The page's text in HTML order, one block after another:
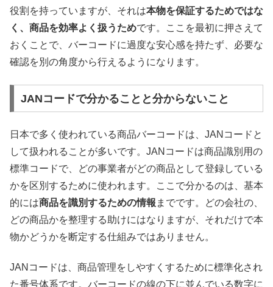
役割を持っていますが、それは本物を保証するためではな
く、商品を効率よく扱うためです。ここを最初に押さえて
おくことで、バーコードに過度な安心感を持たず、必要な
確認を別の角度から行えるようになります。
JANコードで分かることと分からないこと
日本で多く使われている商品バーコードは、JANコードと
して扱われることが多いです。JANコードは商品識別用の
標準コードで、どの事業者がどの商品として登録している
かを区別するために使われます。ここで分かるのは、基本
的には商品を識別するための情報 までです。どの会社の、
どの商品かを整理する助けにはなりますが、それだけで本
物かどうかを断定する仕組みではありません。
JANコードは、商品管理をしやすくするために標準化され
た番号体系です。バーコードの線の下に並んでいる数字に